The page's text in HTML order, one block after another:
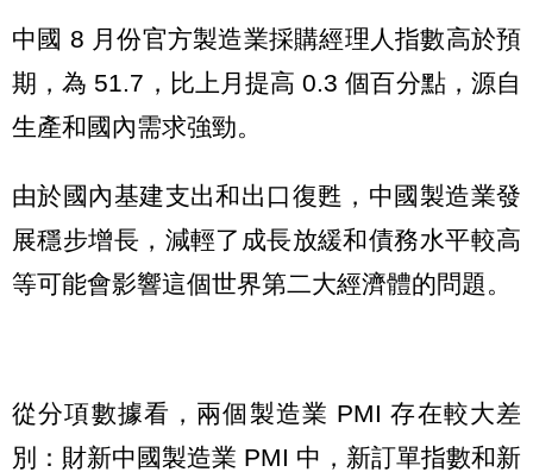
中國 8 月份官方製造業採購經理人指數高於預
期，為 51.7，比上月提高 0.3 個百分點，源自
生產和國內需求強勁。
由於國內基建支出和出口復甦，中國製造業發
展穩步增長，減輕了成長放緩和債務水平較高
等可能會影響這個世界第二大經濟體的問題。
從分項數據看，兩個製造業 PMI 存在較大差
別：財新中國製造業 PMI 中，新訂單指數和新